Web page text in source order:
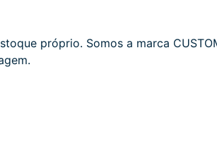
próprio. Somos a marca